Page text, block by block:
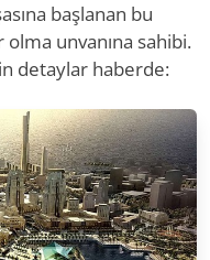
başlanan bu
unvanına sahibi.
detaylar haberde: